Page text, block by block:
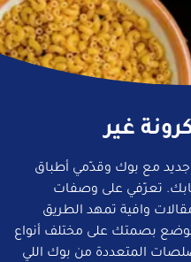
غير
مع بوك وقدّمي أطباق
تعرّفي على وصفات
وافية تمهد الطريق
بصمتك على مختلف أنواع
المتعددة من بوك اللي